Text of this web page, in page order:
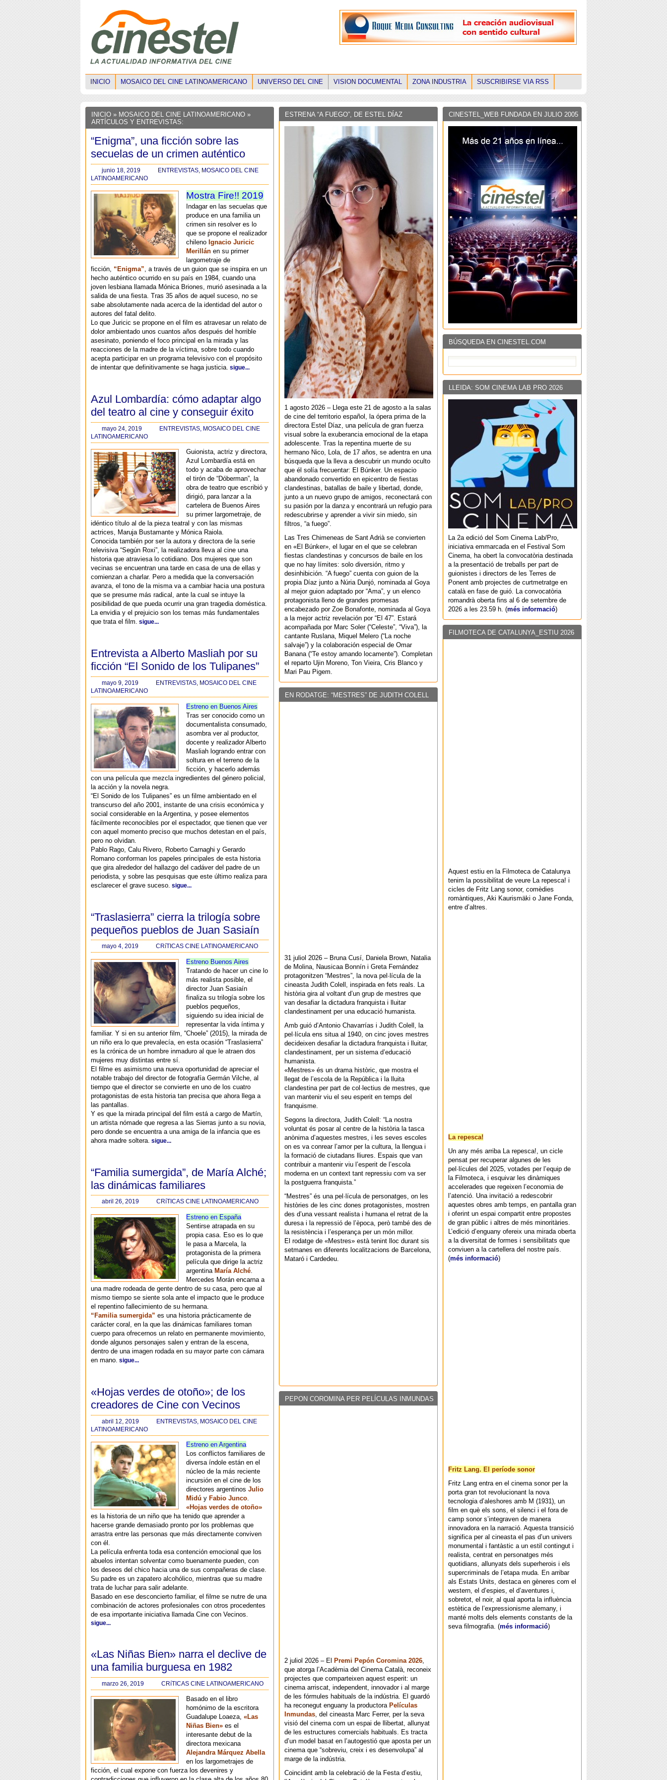
INICIO MOSAICO DEL CINE LATINOAMERICANO UNIVERSO DEL CINE VISION DOCUMENTAL ZONA INDUSTRIA SUSCRIBIRSE VIA RSS
INICIO » MOSAICO DEL CINE LATINOAMERICANO »
ARTÍCULOS Y ENTREVISTAS:
“Enigma”, una ficción sobre las
secuelas de un crimen auténtico
junio 18, 2019 ENTREVISTAS MOSAICO DEL CINE
LATINOAMERICANO
Mostra Fire!! 2019
Indagar en las secuelas que
produce en una familia un
crimen sin resolver es lo
que se propone el realizador
chileno Ignacio Juricic
Merillán en su primer
largometraje de
ficción, “Enigma”, a través de un guion que se inspira en un
hecho auténtico ocurrido en su país en 1984, cuando una
joven lesbiana llamada Mónica Briones, murió asesinada a la
salida de una fiesta. Tras 35 años de aquel suceso, no se
sabe absolutamente nada acerca de la identidad del autor o
autores del fatal delito.
Lo que Juricic se propone en el film es atravesar un relato de
dolor ambientado unos cuantos años después del horrible
asesinato, poniendo el foco principal en la mirada y las
reacciones de la madre de la víctima, sobre todo cuando
acepta participar en un programa televisivo con el propósito
de intentar que definitivamente se haga justicia. sigue...
Azul Lombardía: cómo adaptar algo
del teatro al cine y conseguir éxito
mayo 24, 2019 ENTREVISTAS MOSAICO DEL CINE
LATINOAMERICANO
Guionista, actriz y directora,
Azul Lombardía está en
todo y acaba de aprovechar
el tirón de “Dóberman”, la
obra de teatro que escribió y
dirigió, para lanzar a la
cartelera de Buenos Aires
su primer largometraje, de
idéntico título al de la pieza teatral y con las mismas
actrices, Maruja Bustamante y Mónica Raiola.
Conocida también por ser la autora y directora de la serie
televisiva “Según Roxi”, la realizadora lleva al cine una
historia que atraviesa lo cotidiano. Dos mujeres que son
vecinas se encuentran una tarde en casa de una de ellas y
comienzan a charlar. Pero a medida que la conversación
avanza, el tono de la misma va a cambiar hacia una postura
que se presume más radical, ante la cual se intuye la
posibilidad de que pueda ocurrir una gran tragedia doméstica.
La envidia y el prejuicio son los temas más fundamentales
que trata el film. sigue...
Entrevista a Alberto Masliah por su
ficción “El Sonido de los Tulipanes”
mayo 9, 2019 ENTREVISTAS, MOSAICO DEL CINE
LATINOAMERICANO
Estreno en Buenos Aires
Tras ser conocido como un
documentalista consumado,
asombra ver al productor,
docente y realizador Alberto
Masliah logrando entrar con
soltura en el terreno de la
ficción, y hacerlo además
con una película que mezcla ingredientes del género policial,
la acción y la novela negra.
“El Sonido de los Tulipanes” es un filme ambientado en el
transcurso del año 2001, instante de una crisis económica y
social considerable en la Argentina, y posee elementos
fácilmente reconocibles por el espectador, que tienen que ver
con aquel momento preciso que muchos detestan en el país,
pero no olvidan.
Pablo Rago, Calu Rivero, Roberto Carnaghi y Gerardo
Romano conforman los papeles principales de esta historia
que gira alrededor del hallazgo del cadáver del padre de un
periodista, y sobre las pesquisas que este último realiza para
esclarecer el grave suceso. sigue...
“Traslasierra” cierra la trilogía sobre
pequeños pueblos de Juan Sasiaín
mayo 4, 2019 CRíTICAS CINE LATINOAMERICANO
Estreno Buenos Aires
Tratando de hacer un cine lo
más realista posible, el
director Juan Sasiaín
finaliza su trilogía sobre los
pueblos pequeños,
siguiendo su idea inicial de
representar la vida íntima y
familiar. Y si en su anterior film, “Choele” (2015), la mirada de
un niño era lo que prevalecía, en esta ocasión “Traslasierra”
es la crónica de un hombre inmaduro al que le atraen dos
mujeres muy distintas entre sí.
El filme es asimismo una nueva oportunidad de apreciar el
notable trabajo del director de fotografía Germán Vilche, al
tiempo que el director se convierte en uno de los cuatro
protagonistas de esta historia tan precisa que ahora llega a
las pantallas.
Y es que la mirada principal del film está a cargo de Martín,
un artista nómade que regresa a las Sierras junto a su novia,
pero donde se encuentra a una amiga de la infancia que es
ahora madre soltera. sigue...
“Familia sumergida”, de María Alché;
las dinámicas familiares
abril 26, 2019 CRíTICAS CINE LATINOAMERICANO
Estreno en España
Sentirse atrapada en su
propia casa. Eso es lo que
le pasa a Marcela, la
protagonista de la primera
película que dirige la actriz
argentina María Alché
Mercedes Morán encarna a
una madre rodeada de gente dentro de su casa, pero que al
mismo tiempo se siente sola ante el impacto que le produce
el repentino fallecimiento de su hermana.
“Familia sumergida” es una historia prácticamente de
carácter coral, en la que las dinámicas familiares toman
cuerpo para ofrecernos un relato en permanente movimiento,
donde algunos personajes salen y entran de la escena,
dentro de una imagen rodada en su mayor parte con cámara
en mano. sigue...
«Hojas verdes de otoño»; de los
creadores de Cine con Vecinos
abril 12, 2019 ENTREVISTAS MOSAICO DEL CINE
LATINOAMERICANO
Estreno en Argentina
Los conflictos familiares de
diversa índole están en el
núcleo de la más reciente
incursión en el cine de los
directores argentinos Julio
Midú y Fabio Junco.
«Hojas verdes de otoño»
es la historia de un niño que ha tenido que aprender a
hacerse grande demasiado pronto por los problemas que
arrastra entre las personas que más directamente conviven
con él.
La película enfrenta toda esa contención emocional que los
abuelos intentan solventar como buenamente pueden, con
los deseos del chico hacia una de sus compañeras de clase.
Su padre es un zapatero alcohólico, mientras que su madre
trata de luchar para salir adelante.
Basado en ese desconcierto familiar, el filme se nutre de una
combinación de actores profesionales con otros procedentes
de esa importante iniciativa llamada Cine con Vecinos.
sigue...
«Las Niñas Bien» narra el declive de
una familia burguesa en 1982
marzo 26, 2019 CRíTICAS CINE LATINOAMERICANO
Basado en el libro
homónimo de la escritora
Guadalupe Loaeza, «Las
Niñas Bien» es el
interesante debut de la
directora mexicana
Alejandra Márquez Abella
en los largometrajes de
ficción, el cual expone con fuerza los devenires y
CINESTEL_WEB FUNDADA EN JULIO 2005
BÚSQUEDA EN CINESTEL.COM
LLEIDA: SOM CINEMA LAB PRO 2026
La 2a edició del Som Cinema Lab/Pro,
iniciativa emmarcada en el Festival Som
Cinema, ha obert la convocatòria destinada
a la presentació de treballs per part de
guionistes i directors de les Terres de
Ponent amb projectes de curtmetratge en
català en fase de guió. La convocatòria
romandrà oberta fins al 6 de setembre de
2026 a les 23.59 h. (més informació)
FILMOTECA DE CATALUNYA_ESTIU 2026
Aquest estiu en la Filmoteca de Catalunya
tenim la possibilitat de veure La repesca! i
cicles de Fritz Lang sonor, comèdies
romàntiques, Aki Kaurismäki o Jane Fonda,
entre d’altres.
La repesca!
Un any més arriba La repesca!, un cicle
pensat per recuperar algunes de les
pel·lícules del 2025, votades per l’equip de
la Filmoteca, i esquivar les dinàmiques
accelerades que regeixen l’economia de
l’atenció. Una invitació a redescobrir
aquestes obres amb temps, en pantalla gran
i oferint un espai compartit entre propostes
de gran públic i altres de més minoritàries.
L’edició d’enguany ofereix una mirada oberta
a la diversitat de formes i sensibilitats que
conviuen a la cartellera del nostre país.
(més informació)
Fritz Lang. El període sonor
Fritz Lang entra en el cinema sonor per la
porta gran tot revolucionant la nova
tecnologia d’aleshores amb M (1931), un
film en què els sons, el silenci i el fora de
camp sonor s’integraven de manera
innovadora en la narració. Aquesta transició
significa per al cineasta el pas d’un univers
monumental i fantàstic a un estil contingut i
realista, centrat en personatges més
quotidians, allunyats dels superherois i els
supercriminals de l’etapa muda. En arribar
als Estats Units, destaca en gèneres com el
western, el d’espies, el d’aventures i,
sobretot, el noir, al qual aporta la influència
estètica de l’expressionisme alemany, i
manté molts dels elements constants de la
seva filmografia. (més informació)
ESTRENA “A FUEGO”, DE ESTEL DÍAZ
1 agosto 2026 – Llega este 21 de agosto a la salas
de cine del territorio español, la ópera prima de la
directora Estel Díaz, una película de gran fuerza
visual sobre la exuberancia emocional de la etapa
adolescente. Tras la repentina muerte de su
hermano Nico, Lola, de 17 años, se adentra en una
búsqueda que la lleva a descubrir un mundo oculto
que él solía frecuentar: El Búnker. Un espacio
abandonado convertido en epicentro de fiestas
clandestinas, batallas de baile y libertad, donde,
junto a un nuevo grupo de amigos, reconectará con
su pasión por la danza y encontrará un refugio para
redescubrirse y aprender a vivir sin miedo, sin
filtros, “a fuego”.
Las Tres Chimeneas de Sant Adrià se convierten
en «El Búnker», el lugar en el que se celebran
fiestas clandestinas y concursos de baile en los
que no hay límites: solo diversión, ritmo y
desinhibición. “A fuego” cuenta con guion de la
propia Díaz junto a Núria Dunjó, nominada al Goya
al mejor guion adaptado por “Ama”, y un elenco
protagonista lleno de grandes promesas
encabezado por Zoe Bonafonte, nominada al Goya
a la mejor actriz revelación por “El 47”. Estará
acompañada por Marc Soler (“Celeste”, “Viva”), la
cantante Ruslana, Miquel Melero (“La noche
salvaje”) y la colaboración especial de Omar
Banana (“Te estoy amando locamente”). Completan
el reparto Ujin Moreno, Ton Vieira, Cris Blanco y
Mari Pau Pigem.
EN RODATGE: “MESTRES” DE JUDITH COLELL
31 juliol 2026 – Bruna Cusí, Daniela Brown, Natalia
de Molina, Nausicaa Bonnín i Greta Fernández
protagonitzen “Mestres”, la nova pel·lícula de la
cineasta Judith Colell, inspirada en fets reals. La
història gira al voltant d’un grup de mestres que
van desafiar la dictadura franquista i lluitar
clandestinament per una educació humanista.
Amb guió d’Antonio Chavarrías i Judith Colell, la
pel·lícula ens situa al 1940, on cinc joves mestres
decideixen desafiar la dictadura franquista i lluitar,
clandestinament, per un sistema d’educació
humanista.
«Mestres» és un drama històric, que mostra el
llegat de l’escola de la República i la lluita
clandestina per part de col·lectius de mestres, que
van mantenir viu el seu esperit en temps del
franquisme.
Segons la directora, Judith Colell: “La nostra
voluntat és posar al centre de la història la tasca
anònima d’aquestes mestres, i les seves escoles
on es va conrear l’amor per la cultura, la llengua i
la formació de ciutadans lliures. Espais que van
contribuir a mantenir viu l’esperit de l’escola
moderna en un context tant repressiu com va ser
la postguerra franquista.”
“Mestres” és una pel·lícula de personatges, on les
històries de les cinc dones protagonistes, mostren
des d’una vessant realista i humana el retrat de la
duresa i la repressió de l’època, però també des de
la resistència i l’esperança per un món millor.
El rodatge de «Mestres» està tenint lloc durant sis
setmanes en diferents localitzacions de Barcelona,
Mataró i Cardedeu.
PEPON COROMINA PER PELÍCULAS INMUNDAS
2 juliol 2026 – El Premi Pepón Coromina 2026,
que atorga l’Acadèmia del Cinema Català, reconeix
projectes que comparteixen aquest esperit: un
cinema arriscat, independent, innovador i al marge
de les fórmules habituals de la indústria. El guardó
ha reconegut enguany la productora Películas
Inmundas, del cineasta Marc Ferrer, per la seva
visió del cinema com un espai de llibertat, allunyat
de les estructures comercials habituals. Es tracta
d’un model basat en l’autogestió que aposta per un
cinema que “sobreviu, creix i es desenvolupa” al
marge de la indústria.
Coincidint amb la celebració de la Festa d’estiu,